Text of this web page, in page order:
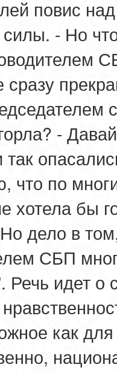
повис
- Но
-
что по
хотела бы
дело в
СБП
идет о
как